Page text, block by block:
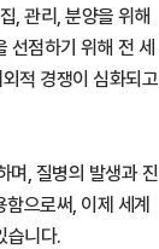
, 관리, 분양을 위해
선점하기 위해 전 세
적 경쟁이 심화되고
며, 질병의 발생과 진
으로써, 이제 세계
습니다.